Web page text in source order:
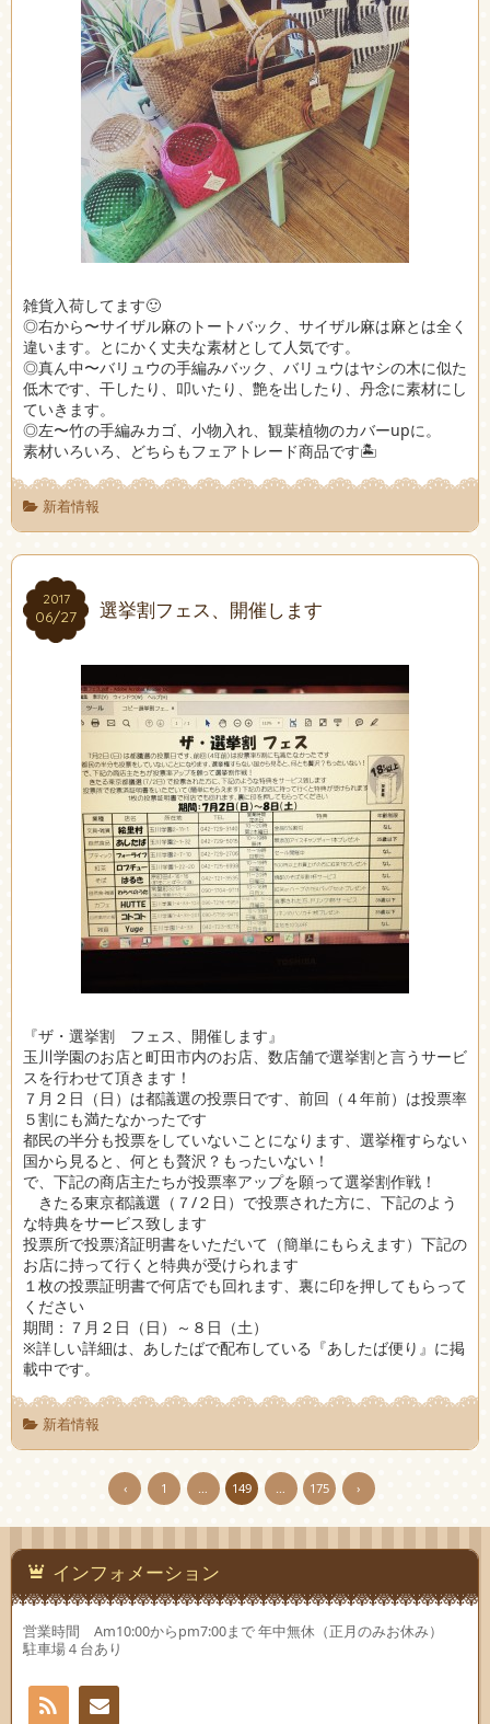
雑貨入荷してます🙂
◎右から〜サイザル麻のトートバック、サイザル麻は麻とは全く
違います。とにかく丈夫な素材として人気です。
◎真ん中〜バリュウの手編みバック、バリュウはヤシの木に似た
低木です、干したり、叩いたり、艶を出したり、丹念に素材にし
ていきます。
◎左〜竹の手編みカゴ、小物入れ、観葉植物のカバーupに。
素材いろいろ、どちらもフェアトレード商品です🏝
新着情報
2017
06/27
2017
06/27 選挙割フェス、開催します
『ザ・選挙割 フェス、開催します』
玉川学園のお店と町田市内のお店、数店舗で選挙割と言うサービ
スを行わせて頂きます！
７月２日（日）は都議選の投票日です、前回（４年前）は投票率
５割にも満たなかったです
都民の半分も投票をしていないことになります、選挙権すらない
国から見ると、何とも贅沢？もったいない！
で、下記の商店主たちが投票率アップを願って選挙割作戦！
きたる東京都議選（７/２日）で投票された方に、下記のよう
な特典をサービス致します
投票所で投票済証明書をいただいて（簡単にもらえます）下記の
お店に持って行くと特典が受けられます
１枚の投票証明書で何店でも回れます、裏に印を押してもらって
ください
期間：７月２日（日）～８日（土）
※詳しい詳細は、あしたばで配布している『あしたば便り』に掲
載中です。
新着情報
‹ 1 … 149 … 175 ›
インフォメーション
営業時間 Am10:00からpm7:00まで 年中無休（正月のみお休み）
駐車場４台あり